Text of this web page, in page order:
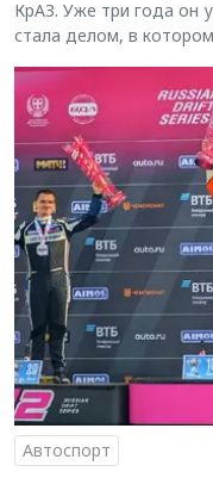
КрАЗ. Уже три года он
стала делом, в
Автоспорт